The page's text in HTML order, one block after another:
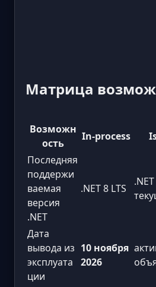
Матрица
Возможн
ость
In-process
Последняя
поддержи
ваемая
версия
.NET
.NET 8 LTS
Дата
вывода из
эксплуата
ции
10 ноября
2026